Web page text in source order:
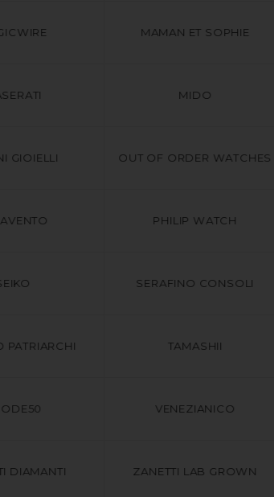
MAMAN ET SOPHIE
MIDO
GIOIELLI OUT OF ORDER WATCHES
PHILIP WATCH
SERAFINO CONSOLI
PATRIARCHI TAMASHII
VENEZIANICO
DIAMANTI ZANETTI LAB GROWN
925 e placcato
peridoto,topazio
15mm, lunghezza
un gioiello semplice